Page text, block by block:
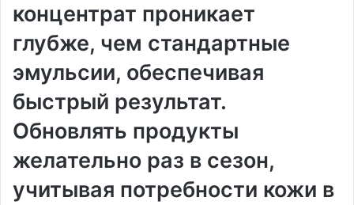
концентрат проникает
глубже, чем стандартные
эмульсии, обеспечивая
быстрый результат.
Обновлять продукты
желательно раз в сезон,
учитывая потребности кожи в